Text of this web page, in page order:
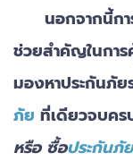
นอกจากนี้กา
ช่วยสำคัญในกา
มองหาประกันภั
ภัย ที่เดียวจบคร
หรือ ซื้อประกันภั